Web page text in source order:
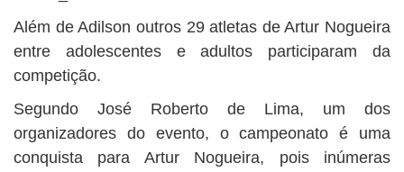
Além de Adilson outros 29 atletas de Artur Nogueira
entre adolescentes e adultos participaram da
competição.
Segundo José Roberto de Lima, um dos
organizadores do evento, o campeonato é uma
conquista para Artur Nogueira, pois inúmeras